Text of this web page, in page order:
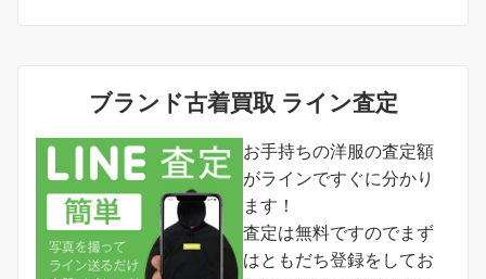
ブランド古着買取 ライン査定
お手持ちの洋服の査定額
がラインですぐに分かり
ます！
査定は無料ですのでまず
はともだち登録をしてお